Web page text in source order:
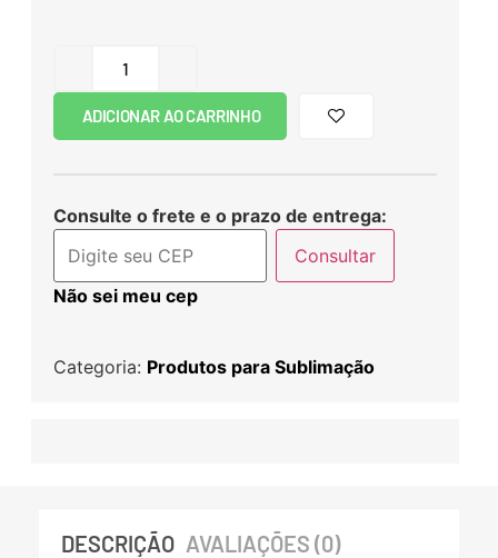
ADICIONAR AO CARRINHO
Consulte o frete e o prazo de entrega:
Consultar
Não sei meu cep
Categoria: Produtos para Sublimação
DESCRIÇÃO AVALIAÇÕES (0)